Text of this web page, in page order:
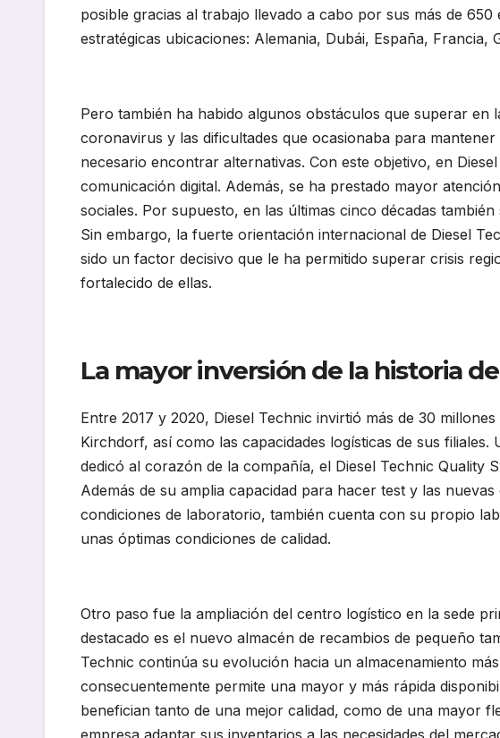
posible gracias al trabajo llevado a cabo por sus más de 650
estratégicas ubicaciones: Alemania, Dubái, España, Francia,
Pero también ha habido algunos obstáculos que superar en
coronavirus y las dificultades que ocasionaba para
necesario encontrar alternativas. Con este objetivo, en
comunicación digital. Además, se ha prestado mayor
sociales. Por supuesto, en las últimas cinco décadas
Sin embargo, la fuerte orientación internacional de Diesel
sido un factor decisivo que le ha permitido superar crisis
fortalecido de ellas.
La mayor inversión de la historia
Entre 2017 y 2020, Diesel Technic invirtió más de 30
Kirchdorf, así como las capacidades logísticas de sus
dedicó al corazón de la compañía, el Diesel Technic Quality
Además de su amplia capacidad para hacer test y las
condiciones de laboratorio, también cuenta con su propio
unas óptimas condiciones de calidad.
Otro paso fue la ampliación del centro logístico en la sede
destacado es el nuevo almacén de recambios de pequeño
Technic continúa su evolución hacia un almacenamiento
consecuentemente permite una mayor y más rápida
benefician tanto de una mejor calidad, como de una mayor